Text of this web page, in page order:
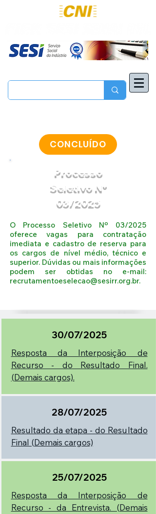
CONCLUÍDO
Processo
Seletivo N°
03/2025
O Processo Seletivo Nº 03/2025
oferece vagas para contratação
imediata e cadastro de reserva para
os cargos de nível médio, técnico e
superior. Dúvidas ou mais informações
podem ser obtidas no e-mail:
recrutamentoeselecao@sesirr.org.br.
30/07/2025
Resposta da Interposição de
Recurso - do Resultado Final.
(Demais cargos).
28/07/2025
Resultado da etapa - do Resultado
Final (Demais cargos)
25/07/2025
Resposta da Interposição de
Recurso - da Entrevista. (Demais